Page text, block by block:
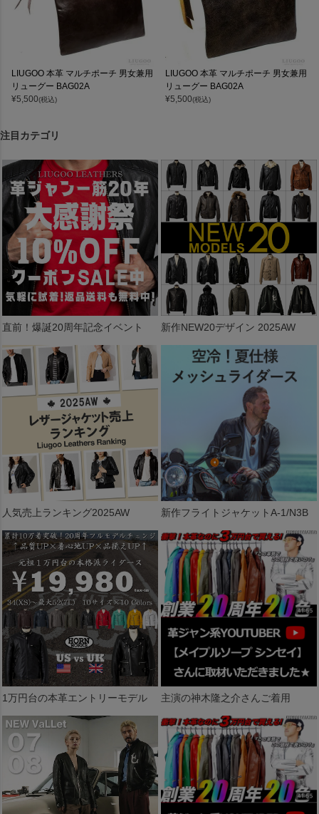
LIUGOO 本革 マルチポーチ 男女兼用
リューグー BAG02A
¥5,500(税込)
LIUGOO 本革 マルチポーチ 男女兼用
リューグー BAG02A
¥5,500(税込)
注目カテゴリ
直前！爆誕20周年記念イベント 新作NEW20デザイン 2025AW
人気売上ランキング2025AW 新作フライトジャケットA-1/N3B
1万円台の本革エントリーモデル 主演の神木隆之介さんご着用